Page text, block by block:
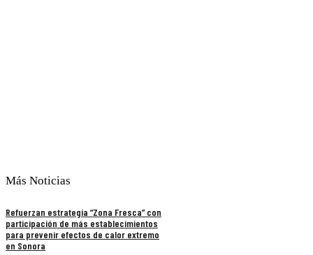
Más Noticias
Refuerzan estrategia “Zona Fresca” con
participación de más establecimientos
para prevenir efectos de calor extremo
en Sonora